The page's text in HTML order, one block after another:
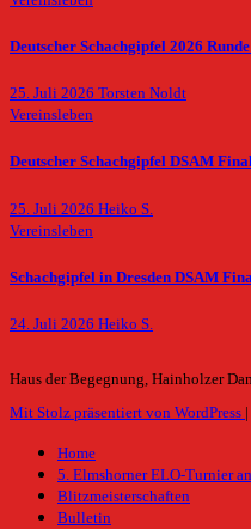
Deutscher Schachgipfel 2026 Runde
25. Juli 2026 Torsten Noldt
Vereinsleben
Deutscher Schachgipfel DSAM
25. Juli 2026 Heiko S.
Vereinsleben
Schachgipfel in Dresden DSAM
24. Juli 2026 Heiko S.
Haus der Begegnung, Hainholzer
Mit Stolz präsentiert von WordPress |
Home
5. Elmshorner ELO-Turnier
Blitzmeisterschaften
Bulletin